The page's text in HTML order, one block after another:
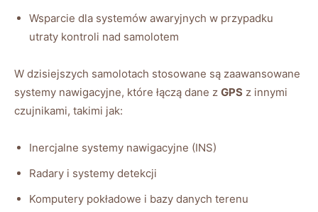
Wsparcie dla systemów⁤ awaryjnych w‍ przypadku
utraty kontroli nad ⁢samolotem
W ⁢dzisiejszych samolotach stosowane są zaawansowane
systemy nawigacyjne, które łączą dane z⁣ GPS z innymi
czujnikami, takimi jak:
Inercjalne systemy nawigacyjne⁢ (INS)
Radary i‍ systemy detekcji
Komputery pokładowe i bazy danych terenu